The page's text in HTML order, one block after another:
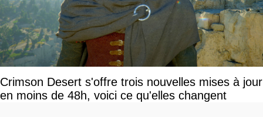
Crimson Desert s'offre trois nouvelles mises à jour
en moins de 48h, voici ce qu'elles changent